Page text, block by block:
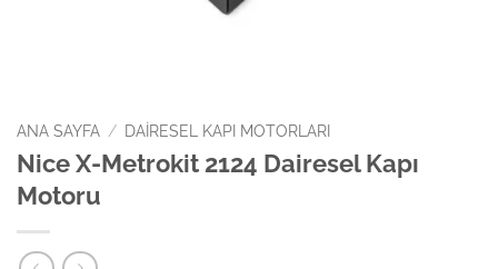
ANA SAYFA / DAIRESEL KAPI MOTORLARI
Nice X-Metrokit 2124 Dairesel Kapı
Motoru